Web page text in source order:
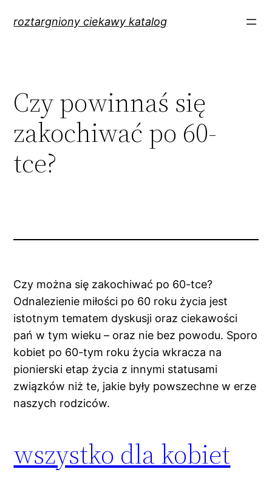
roztargniony ciekawy katalog
Czy powinnaś się
zakochiwać po 60-
tce?
Czy można się zakochiwać po 60-tce?
Odnalezienie miłości po 60 roku życia jest
istotnym tematem dyskusji oraz ciekawości
pań w tym wieku – oraz nie bez powodu. Sporo
kobiet po 60-tym roku życia wkracza na
pionierski etap życia z innymi statusami
związków niż te, jakie były powszechne w erze
naszych rodziców.
wszystko dla kobiet